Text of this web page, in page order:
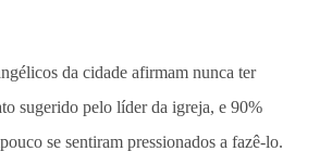
da cidade afirmam nunca ter
sugerido pelo líder da igreja, e 90%
se sentiram pressionados a fazê-lo.